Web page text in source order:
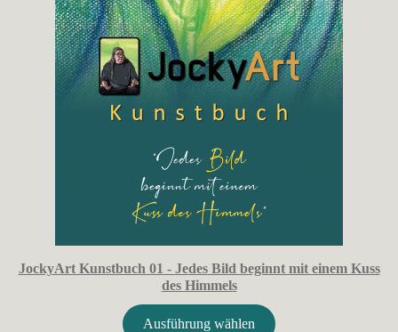
JockyArt Kunstbuch 01 - Jedes Bild beginnt mit einem Kuss
des Himmels
Ausführung wählen